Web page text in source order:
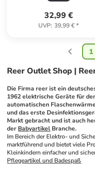
32,99 €
UVP: 39,99 €*
1
Reer Outlet Shop |
Die Firma reer ist ein
1962 elektrische Geräte für
automatischen
und das erste
Markt gebracht und ist auch
der Babyartikel Branche.
Im Bereich der Elektro- und
marktführend und bietet viele
Kleinkindern einfacher und
Pflegeartikel und Badespaß